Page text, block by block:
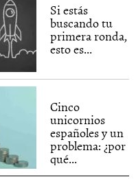
Si estás
buscando tu
primera ronda,
esto es...
Cinco
unicornios
españoles y un
problema: ¿por
qué...